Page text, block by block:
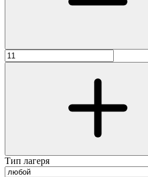
Тип лагеря